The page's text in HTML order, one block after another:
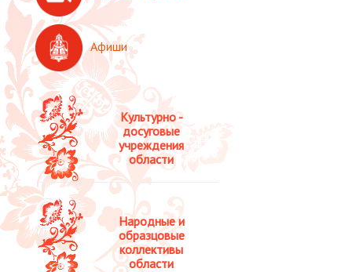
Культурно -
досуговые
учреждения
области
Народные и
образцовые
коллективы
области
Афиши